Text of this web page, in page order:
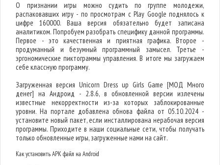
О признании игры можно судить по группе молодежи,
распаковавших игру - по просмотрам с Play Google поднялось к
цифре 160000. Ваша версия обязательно будет записана
аналитиком. Попробуем разобрать специфику данной программы.
Первое - это качественная и приятная графика. Второе -
продуманный и безумный программный замысел. Третье -
эргономические пиктограммы управления. В итоге мы загружаем
себе классную программу.
Загруженная версия Unicorn Dress up Girls Game [МОД Много
денег] на Андроид - 2.8.6, в обновленной версии излечены
известные некорректности из-за которых заблокированные
уровни. На портале добавлена обнова файла от 05.10.2024 -
установите новый пакет, если инсталлирована нерабочая версия
программы. Приходите в наши социальные сети, чтобы получать
только обновленные игры, загруженные нами на сайт.
Как установить APK файл на Android